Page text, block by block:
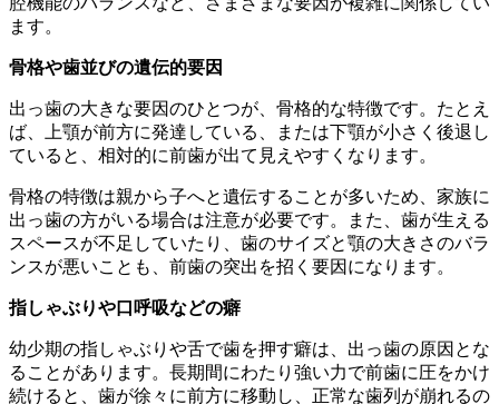
ます。
骨格や歯並びの遺伝的要因
出っ歯の大きな要因のひとつが、骨格的な特徴です。たとえ
ば、上顎が前方に発達している、または下顎が小さく後退し
ていると、相対的に前歯が出て見えやすくなります。
骨格の特徴は親から子へと遺伝することが多いため、家族に
出っ歯の方がいる場合は注意が必要です。また、歯が生える
スペースが不足していたり、歯のサイズと顎の大きさのバラ
ンスが悪いことも、前歯の突出を招く要因になります。
指しゃぶりや口呼吸などの癖
幼少期の指しゃぶりや舌で歯を押す癖は、出っ歯の原因とな
ることがあります。長期間にわたり強い力で前歯に圧をかけ
続けると、歯が徐々に前方に移動し、正常な歯列が崩れるの